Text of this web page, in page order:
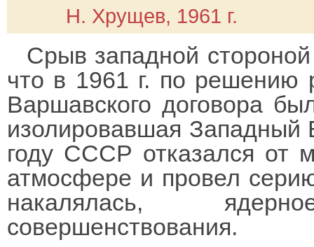
Н. Хрущев, 1961 г.
Срыв западной
что в 1961 г. по решению
Варшавского договора
изолировавшая Западный
году СССР отказался от
атмосфере и провел
накалялась,
совершенствования.